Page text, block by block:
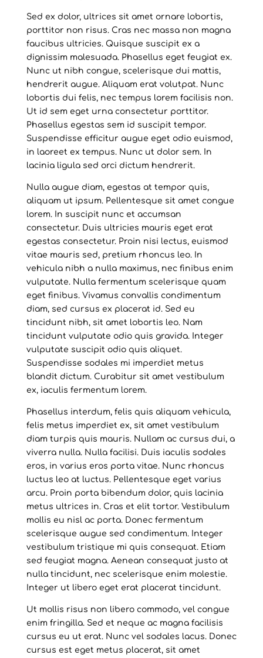
Sed ex dolor, ultrices sit amet ornare lobortis,
porttitor non risus. Cras nec massa non magna
faucibus ultricies. Quisque suscipit ex a
dignissim malesuada. Phasellus eget feugiat ex.
Nunc ut nibh congue, scelerisque dui mattis,
hendrerit augue. Aliquam erat volutpat. Nunc
lobortis dui felis, nec tempus lorem facilisis non.
Ut id sem eget urna consectetur porttitor.
Phasellus egestas sem id suscipit tempor.
Suspendisse efficitur augue eget odio euismod,
in laoreet ex tempus. Nunc ut dolor sem. In
lacinia ligula sed orci dictum hendrerit.
Nulla augue diam, egestas at tempor quis,
aliquam ut ipsum. Pellentesque sit amet congue
lorem. In suscipit nunc et accumsan
consectetur. Duis ultricies mauris eget erat
egestas consectetur. Proin nisi lectus, euismod
vitae mauris sed, pretium rhoncus leo. In
vehicula nibh a nulla maximus, nec finibus enim
vulputate. Nulla fermentum scelerisque quam
eget finibus. Vivamus convallis condimentum
diam, sed cursus ex placerat id. Sed eu
tincidunt nibh, sit amet lobortis leo. Nam
tincidunt vulputate odio quis gravida. Integer
vulputate suscipit odio quis aliquet.
Suspendisse sodales mi imperdiet metus
blandit dictum. Curabitur sit amet vestibulum
ex, iaculis fermentum lorem.
Phasellus interdum, felis quis aliquam vehicula,
felis metus imperdiet ex, sit amet vestibulum
diam turpis quis mauris. Nullam ac cursus dui, a
viverra nulla. Nulla facilisi. Duis iaculis sodales
eros, in varius eros porta vitae. Nunc rhoncus
luctus leo at luctus. Pellentesque eget varius
arcu. Proin porta bibendum dolor, quis lacinia
metus ultrices in. Cras et elit tortor. Vestibulum
mollis eu nisl ac porta. Donec fermentum
scelerisque augue sed condimentum. Integer
vestibulum tristique mi quis consequat. Etiam
sed feugiat magna. Aenean consequat justo at
nulla tincidunt, nec scelerisque enim molestie.
Integer ut libero eget erat placerat tincidunt.
Ut mollis risus non libero commodo, vel congue
enim fringilla. Sed et neque ac magna facilisis
cursus eu ut erat. Nunc vel sodales lacus. Donec
cursus est eget metus placerat, sit amet